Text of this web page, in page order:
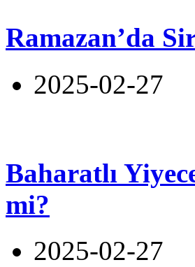
Ramazan’da
2025-02-27
Baharatlı
mi?
2025-02-27